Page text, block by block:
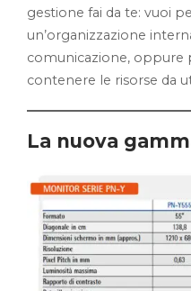
gestione fai da te: vuoi
un’organizzazione
comunicazione, oppure
contenere le risorse da
La nuova